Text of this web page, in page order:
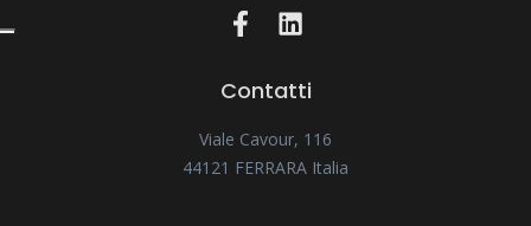
Contatti
Viale Cavour, 116
44121 FERRARA Italia